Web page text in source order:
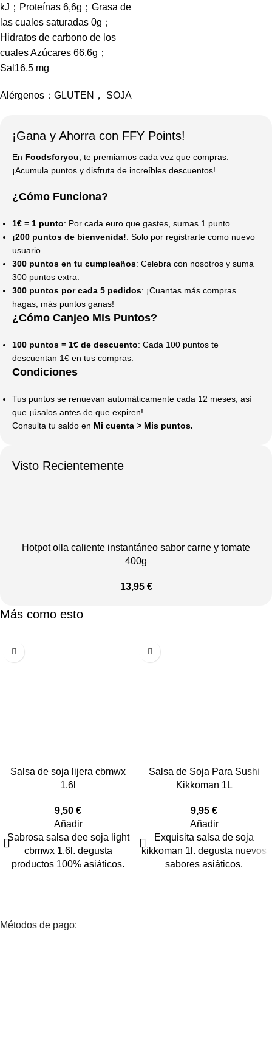
kJ；Proteínas 6,6g；Grasa de
las cuales saturadas 0g；
Hidratos de carbono de los
cuales Azúcares 66,6g；
Sal16,5 mg
Alérgenos：GLUTEN， SOJA
¡Gana y Ahorra con FFY Points!
En Foodsforyou , te premiamos cada vez que compras.
¡Acumula puntos y disfruta de increíbles descuentos!
¿Cómo Funciona?
1€ = 1 punto: Por cada euro que gastes, sumas 1 punto.
¡200 puntos de bienvenida!: Solo por registrarte como nuevo
usuario.
300 puntos en tu cumpleaños: Celebra con nosotros y suma
300 puntos extra.
300 puntos por cada 5 pedidos: ¡Cuantas más compras
hagas, más puntos ganas!
¿Cómo Canjeo Mis Puntos?
100 puntos = 1€ de descuento: Cada 100 puntos te
descuentan 1€ en tus compras.
Condiciones
Tus puntos se renuevan automáticamente cada 12 meses, así
que ¡úsalos antes de que expiren!
Consulta tu saldo en Mi cuenta > Mis puntos.
Visto Recientemente
Hotpot olla caliente instantáneo sabor carne y tomate
400g
13,95 €
Más como esto
Salsa de soja lijera cbmwx
1.6l
9,50 €
Añadir
Sabrosa salsa dee soja light
cbmwx 1.6l. degusta
productos 100% asiáticos.
Salsa de Soja Para Sushi
Kikkoman 1L
9,95 €
Añadir
Exquisita salsa de soja
kikkoman 1l. degusta nuevos
sabores asiáticos.
Métodos de pago: